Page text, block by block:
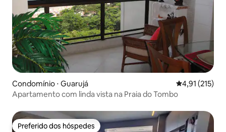
Condomínio ⋅ Guarujá 4,91 de uma
4,91 (215)
Apartamento com linda vista na Praia do Tombo
Preferido dos hóspedes